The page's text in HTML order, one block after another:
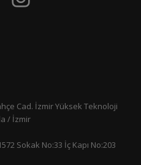
Cad. İzmir Yüksek Teknoloji
/ İzmir
Sokak No:33 İç Kapı No:203